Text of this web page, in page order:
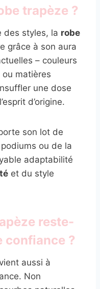
trapèze ?
des styles, la robe
grâce à son aura
– couleurs
matières
une dose
d’origine.
son lot de
ou de la
adaptabilité
et du style
reste-
confiance ?
aussi à
Non